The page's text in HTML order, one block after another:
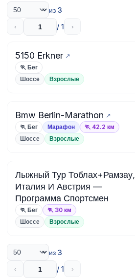
из 3
‹ / 1 ›
5150 Erkner
🏃 Бег
Шоссе Взрослые
Bmw Berlin-Marathon
🏃 Бег Марафон 🏃 42.2 км
Шоссе Взрослые
Лыжный Тур Тоблах+Рамзау,
Италия И Австрия —
Программа Спортсмен
🏃 Бег 🏃 30 км
Шоссе Взрослые
из 3
‹ / 1 ›